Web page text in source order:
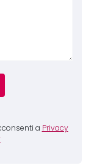
a Privacy